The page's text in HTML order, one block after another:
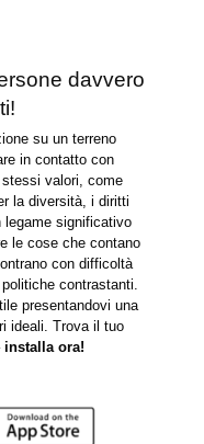
davvero
su un terreno
in contatto con
valori, come
la diversità, i diritti
legame significativo
le cose che contano
con difficoltà
contrastanti.
presentandovi una
ideali. Trova il tuo
installa ora!